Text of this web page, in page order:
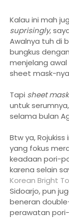
Kalau ini mah
suprisingly,
Awalnya tuh di
bungkus
menjelang awal
sheet mask-
Tapi sheet mask
untuk
selama bulan
Btw ya,
yang fokus
keadaan pori-
karena selain
Korean Bright
Sidoarjo, pun
beneran
perawatan